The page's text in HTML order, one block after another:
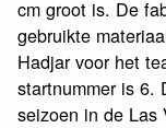
cm groot is. De
gebruikte
Hadjar voor het
startnummer is 6.
seizoen in de Las